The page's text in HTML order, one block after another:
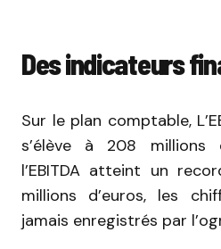
Des indicateurs
Sur le plan comptable,
s’élève à 208 millions
l’EBITDA atteint un
millions d’euros, les
jamais enregistrés par